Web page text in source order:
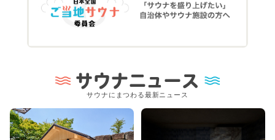
サウナニュース
サウナにまつわる最新ニュース